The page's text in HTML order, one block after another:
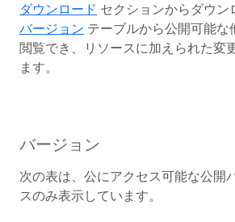
ダウンロード セクションからダウン
バージョン テーブルから公開可能な
閲覧でき、リソースに加えられた変
ます。
バージョン
次の表は、公にアクセス可能な公開
スのみ表示しています。